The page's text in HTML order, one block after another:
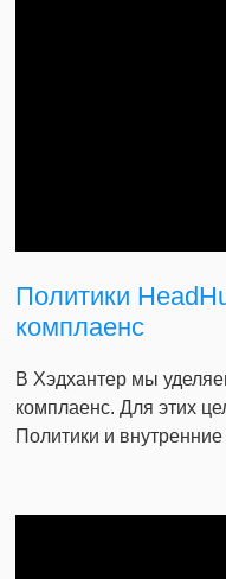
Политики
комплаенс
В Хэдхантер мы
комплаенс. Для этих
Политики и